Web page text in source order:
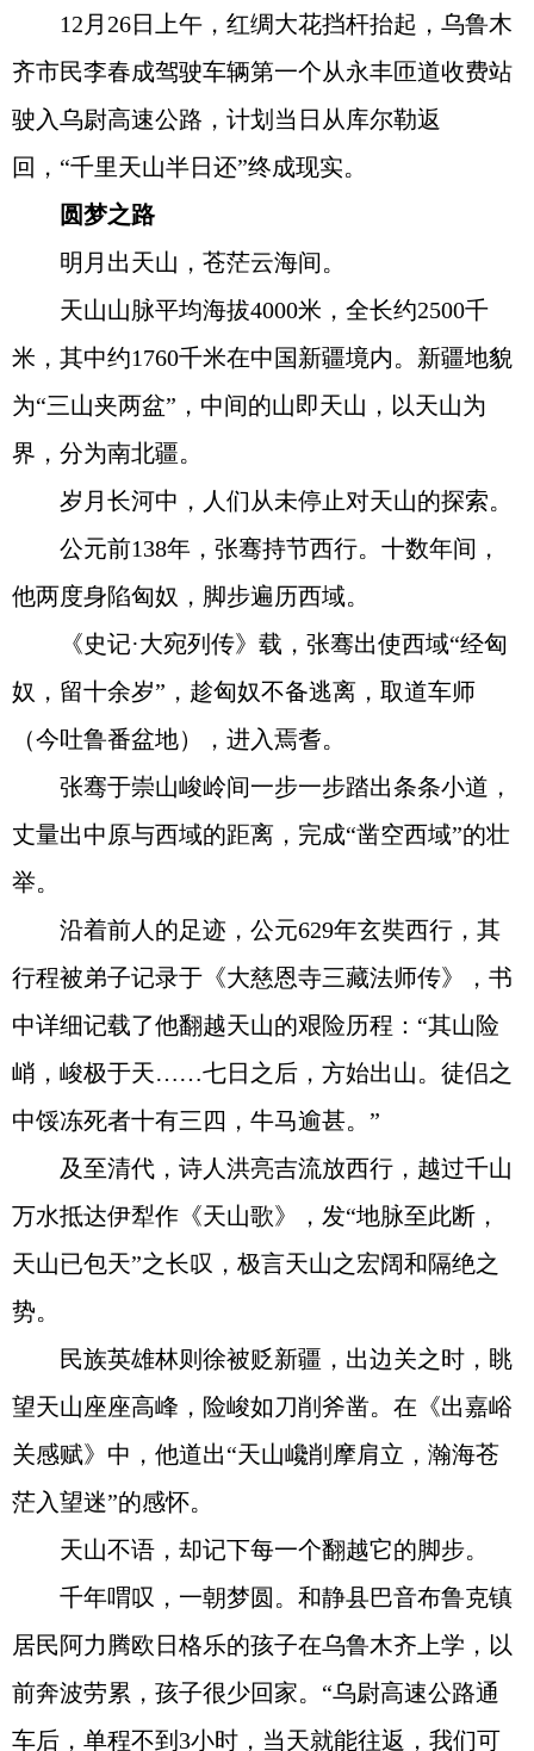
12月26日上午，红绸大花挡杆抬起，乌鲁木
齐市民李春成驾驶车辆第一个从永丰匝道收费站
驶入乌尉高速公路，计划当日从库尔勒返
回，“千里天山半日还”终成现实。
圆梦之路
明月出天山，苍茫云海间。
天山山脉平均海拔4000米，全长约2500千
米，其中约1760千米在中国新疆境内。新疆地貌
为“三山夹两盆”，中间的山即天山，以天山为
界，分为南北疆。
岁月长河中，人们从未停止对天山的探索。
公元前138年，张骞持节西行。十数年间，
他两度身陷匈奴，脚步遍历西域。
《史记·大宛列传》载，张骞出使西域“经匈
奴，留十余岁”，趁匈奴不备逃离，取道车师
（今吐鲁番盆地），进入焉耆。
张骞于崇山峻岭间一步一步踏出条条小道，
丈量出中原与西域的距离，完成“凿空西域”的壮
举。
沿着前人的足迹，公元629年玄奘西行，其
行程被弟子记录于《大慈恩寺三藏法师传》，书
中详细记载了他翻越天山的艰险历程：“其山险
峭，峻极于天……七日之后，方始出山。徒侣之
中馁冻死者十有三四，牛马逾甚。”
及至清代，诗人洪亮吉流放西行，越过千山
万水抵达伊犁作《天山歌》，发“地脉至此断，
天山已包天”之长叹，极言天山之宏阔和隔绝之
势。
民族英雄林则徐被贬新疆，出边关之时，眺
望天山座座高峰，险峻如刀削斧凿。在《出嘉峪
关感赋》中，他道出“天山巉削摩肩立，瀚海苍
茫入望迷”的感怀。
天山不语，却记下每一个翻越它的脚步。
千年喟叹，一朝梦圆。和静县巴音布鲁克镇
居民阿力腾欧日格乐的孩子在乌鲁木齐上学，以
前奔波劳累，孩子很少回家。“乌尉高速公路通
车后，单程不到3小时，当天就能往返，我们可